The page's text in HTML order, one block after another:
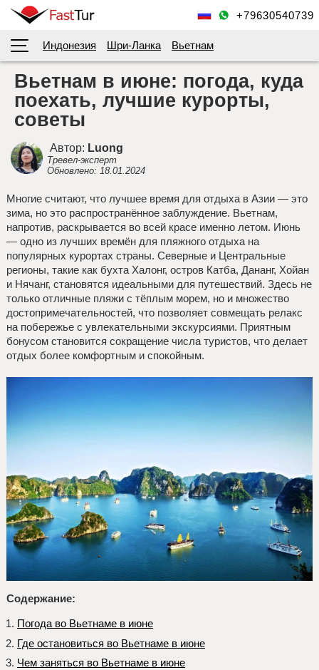
+79630540739
Индонезия Шри-Ланка Вьетнам
Вьетнам в июне: погода, куда
поехать, лучшие курорты,
советы
Автор: Luong
Тревел-эксперт
Обновлено: 18.01.2024
Многие считают, что лучшее время для отдыха в Азии — это
зима, но это распространённое заблуждение. Вьетнам,
напротив, раскрывается во всей красе именно летом. Июнь
— одно из лучших времён для пляжного отдыха на
популярных курортах страны. Северные и Центральные
регионы, такие как бухта Халонг, остров Катба, Дананг, Хойан
и Нячанг, становятся идеальными для путешествий. Здесь не
только отличные пляжи с тёплым морем, но и множество
достопримечательностей, что позволяет совмещать релакс
на побережье с увлекательными экскурсиями. Приятным
бонусом становится сокращение числа туристов, что делает
отдых более комфортным и спокойным.
Содержание:
Погода во Вьетнаме в июне
Где остановиться во Вьетнаме в июне
Чем заняться во Вьетнаме в июне